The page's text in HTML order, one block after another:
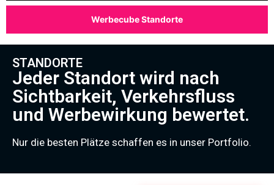
Werbecube Standorte
STANDORTE
Jeder Standort wird nach
Sichtbarkeit, Verkehrsfluss
und Werbewirkung bewertet.
Nur die besten Plätze schaffen es in unser Portfolio.